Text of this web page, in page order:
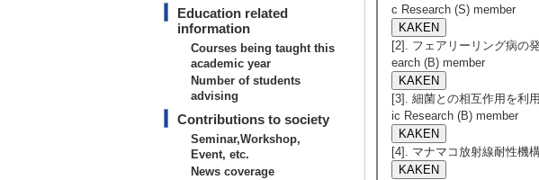
Education related
information
Courses being taught this
academic year
Number of students
advising
Contributions to society
Seminar,Workshop,
Event, etc.
News coverage
c Research (S) member
[2]. フェアリーリング病の
earch (B) member
[3]. 細菌との相互作用を利
ic Research (B) member
[4]. マナマコ放射線耐性機